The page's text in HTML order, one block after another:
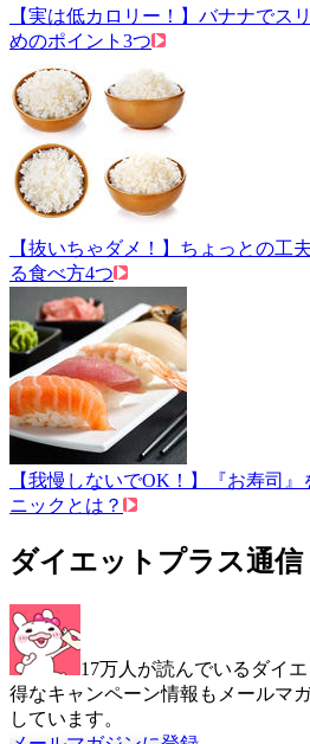
【実は低カロリー！】バナナでス
めのポイント3つ
【抜いちゃダメ！】ちょっとの工
る食べ方4つ
【我慢しないでOK！】『お寿司
ニックとは？
ダイエットプラス通信
17万人が読んでいるダイ
得なキャンペーン情報もメールマ
しています。